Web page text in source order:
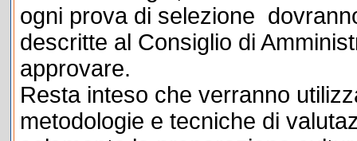
ogni prova di selezione
descritte al Consiglio di
approvare.
Resta inteso che verranno
metodologie e tecniche di